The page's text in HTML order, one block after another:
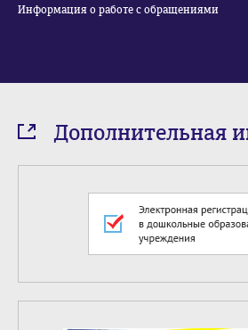
Информация о работе с обращениями
Дополнительная